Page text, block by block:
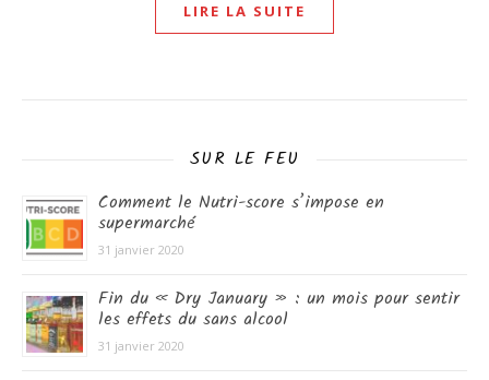
LIRE LA SUITE
SUR LE FEU
Comment le Nutri-score s’impose en
supermarché
31 janvier 2020
Fin du « Dry January » : un mois pour sentir
les effets du sans alcool
31 janvier 2020